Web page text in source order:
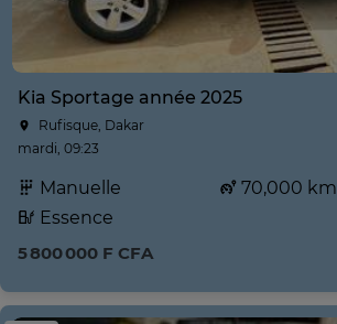
Kia Sportage année 2025
Rufisque, Dakar
mardi, 09:23
Manuelle
70,000 km
Essence
5 800 000 F CFA